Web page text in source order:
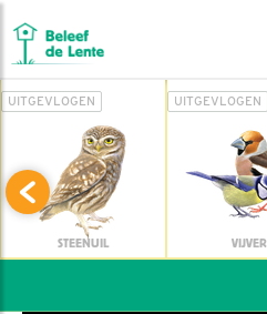
UITGEVLOGEN
STEENUIL
UITGEVLOGEN
VIJVER